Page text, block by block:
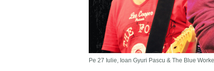
Pe 27 Iulie, Ioan Gyuri Pascu & The Blue